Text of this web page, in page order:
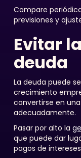
Compare
previsiones y
Evitar
deuda
La deuda puede
crecimiento
convertirse en
adecuadamente.
Pasar por alto la
que puede dar
pagos de